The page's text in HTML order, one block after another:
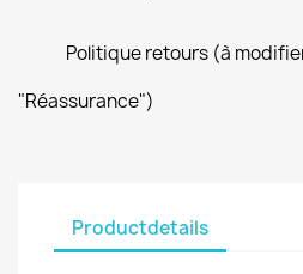
Politique retours (à
"Réassurance")
Productdetails